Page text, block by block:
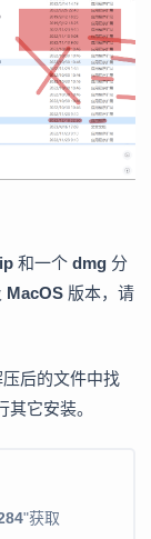
和一个 dmg 分
MacOS 版本，请
后的文件中找
它安装。
"获取